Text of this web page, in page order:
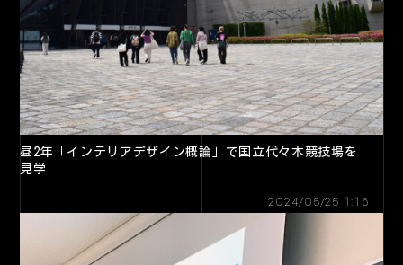
昼2年「インテリアデザイン概論」で国立代々木競技場を
見学
2024/05/25 1:16